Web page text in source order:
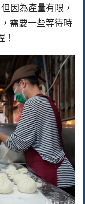
因為產量有限，
需要一些等待時
！